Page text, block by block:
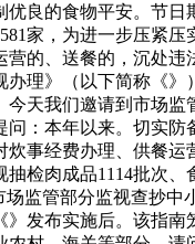
的食物平安。节日
家，为进一步压紧
的、送餐的，沉处
理》（以下简称《
天我们邀请到市场
：本年以来。切实
事经费办理、供餐
检肉成品1114批次
监管部分监视查抄
发布实施后。该指